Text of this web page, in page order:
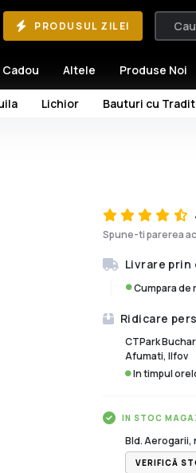
PRODUSUL ZILEI
Lichior Bauturi cu
Altele Produse Noi
Spune-ti parerea
Livrare prin
Cumpara de
Ridicare
CTPark
Afumati, Ilfov
In timpul
IN STOC
Bld. Aerogarii,
VERIFICĂ